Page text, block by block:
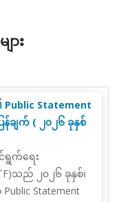
ား
Public Statement
ချက် ( ၂၀၂၆ ခုနှစ်
ရွက်ရေး
သည် ၂၀၂၆ ခုနှစ်၊
Public Statement